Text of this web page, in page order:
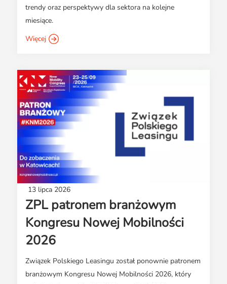
trendy oraz perspektywy dla sektora na kolejne
miesiące.
Więcej
13 lipca 2026
ZPL patronem branżowym
Kongresu Nowej Mobilności
2026
Związek Polskiego Leasingu został ponownie patronem
branżowym Kongresu Nowej Mobilności 2026, który